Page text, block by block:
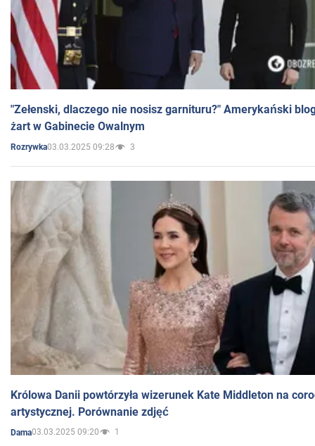
"Zełenski, dlaczego nie nosisz garnituru?" Amerykański
żart w Gabinecie Owalnym
Rozrywka03.03.2025 09:28 3
Królowa Danii powtórzyła wizerunek Kate Middleton na
artystycznej. Porównanie zdjęć
Dama03.03.2025 09:20 1